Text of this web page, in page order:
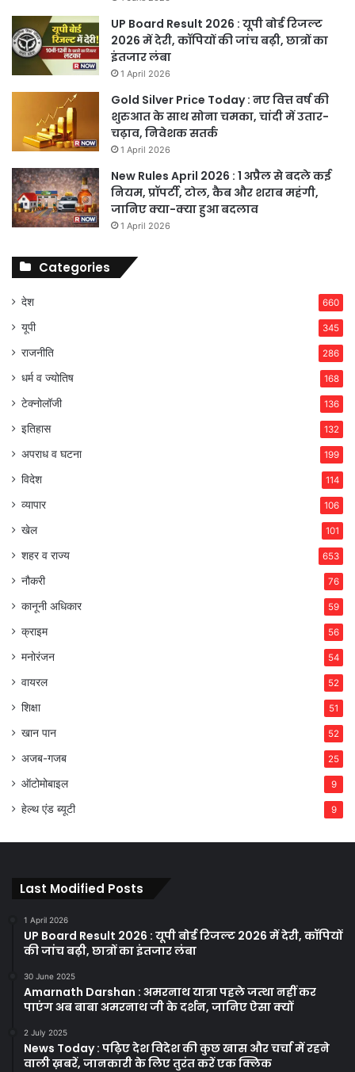
UP Board Result 2026 : यूपी बोर्ड रिजल्ट
2026 में देरी, कॉपियों की जांच बढ़ी, छात्रों का
इंतजार लंबा
1 April 2026
Gold Silver Price Today : नए वित्त वर्ष की
शुरुआत के साथ सोना चमका, चांदी में उतार-
चढ़ाव, निवेशक सतर्क
1 April 2026
New Rules April 2026 : 1 अप्रैल से बदले कई
नियम, प्रॉपर्टी, टोल, कैब और शराब महंगी,
जानिए क्या-क्या हुआ बदलाव
1 April 2026
Categories
देश 660
यूपी 345
राजनीति 286
धर्म व ज्योतिष 168
टेक्नोलॉजी 136
इतिहास 132
अपराध व घटना 199
विदेश 114
व्यापार 106
खेल 101
शहर व राज्य 653
नौकरी 76
कानूनी अधिकार 59
क्राइम 56
मनोरंजन 54
वायरल 52
शिक्षा 51
खान पान 52
अजब-गजब 25
ऑटोमोबाइल 9
हेल्थ एंड ब्यूटी 9
Last Modified Posts
1 April 2026
UP Board Result 2026 : यूपी बोर्ड रिजल्ट 2026 में देरी, कॉपियों
की जांच बढ़ी, छात्रों का इंतजार लंबा
30 June 2025
Amarnath Darshan : अमरनाथ यात्रा पहले जत्था नहीं कर
पाएंग अब बाबा अमरनाथ जी के दर्शन, जानिए ऐसा क्यों
2 July 2025
News Today : पढ़िए देश विदेश की कुछ खास और चर्चा में रहने
वाली ख़बरें, जानकारी के लिए तुरंत करें एक क्लिक